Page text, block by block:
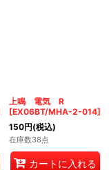
上鳴 電気 R
[EX06BT/MHA-2-014]
150円(税込)
在庫数38点
カートに入れる